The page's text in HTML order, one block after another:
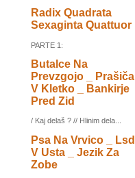
Radix Quadrata
Sexaginta Quattuor
PARTE 1:
Butalce Na
Prevzgojo _ Prašiča
V Kletko _ Bankirje
Pred Zid
/ Kaj delaš ? // Hlinim dela...
Psa Na Vrvico _ Lsd
V Usta _ Jezik Za
Zobe